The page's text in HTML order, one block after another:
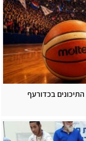
בכדורעף